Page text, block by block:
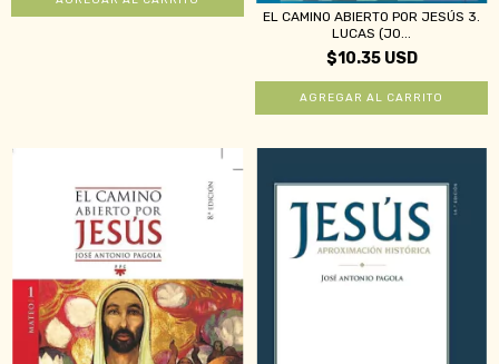
EL CAMINO ABIERTO POR JESÚS 3.
LUCAS (JO...
$10.35 USD